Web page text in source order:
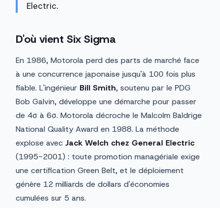
Electric.
D'où vient Six Sigma
En 1986, Motorola perd des parts de marché face
à une concurrence japonaise jusqu'à 100 fois plus
fiable. L'ingénieur Bill Smith, soutenu par le PDG
Bob Galvin, développe une démarche pour passer
de 4σ à 6σ. Motorola décroche le Malcolm Baldrige
National Quality Award en 1988. La méthode
explose avec Jack Welch chez General Electric
(1995-2001) : toute promotion managériale exige
une certification Green Belt, et le déploiement
génère 12 milliards de dollars d'économies
cumulées sur 5 ans.